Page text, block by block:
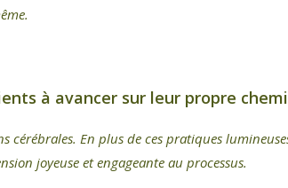
à avancer sur leur propre
En plus de ces pratiques
joyeuse et engageante au processus.